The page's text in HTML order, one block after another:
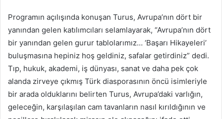
Programın açılışında konuşan Turus, Avrupa’nın dört bir
yanından gelen katılımcıları selamlayarak, “Avrupa’nın dört
bir yanından gelen gurur tablolarımız… ‘Başarı Hikayeleri’
buluşmasına hepiniz hoş geldiniz, safalar getirdiniz” dedi.
Tıp, hukuk, akademi, iş dünyası, sanat ve daha pek çok
alanda zirveye çıkmış Türk diasporasının öncü isimleriyle
bir arada olduklarını belirten Turus, Avrupa’daki varlığın,
geleceğin, karşılaşılan cam tavanların nasıl kırıldığının ve